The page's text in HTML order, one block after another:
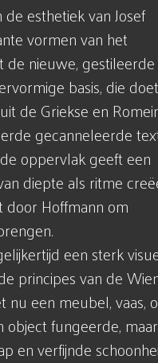
esthetiek van Josef
vormen van het
nieuwe, gestileerde
basis, die doet
de Griekse en
gecanneleerde
oppervlak geeft een
diepte als ritme
Hoffmann om
een sterk
principes van de
een meubel, vaas,
object fungeerde, maar
en verfijnde